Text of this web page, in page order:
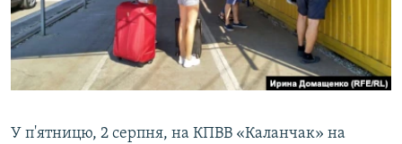
ВІДЕОУРОКИ «ELIFBE»
СВІДЧЕННЯ ОКУПАЦІЇ
УКРАЇНСЬКА ПРОБЛЕМА КРИМУ
Русский
Qırımtatar
У п'ятницю, 2 серпня, на КПВВ «Каланчак» на